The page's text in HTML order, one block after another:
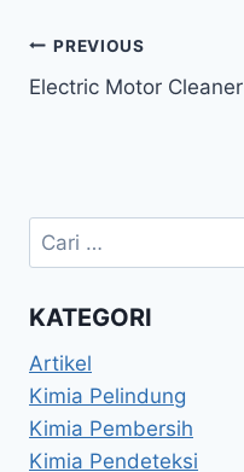
PREVIOUS
Electric Motor Cleaner
KATEGORI
Artikel
Kimia Pelindung
Kimia Pembersih
Kimia Pendeteksi